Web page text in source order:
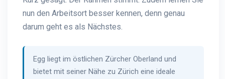
nun den Arbeitsort besser kennen, denn genau
darum geht es als Nächstes.
Egg liegt im östlichen Zürcher Oberland und
bietet mit seiner Nähe zu Zürich eine ideale